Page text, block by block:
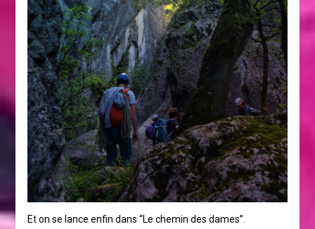
Et on se lance enfin dans “Le chemin des dames”.